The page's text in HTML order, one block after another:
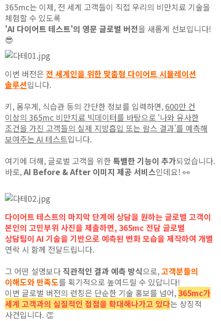
365mc는 이제, 전 세계 고객들이 직접 우리의 비만치료 기술을
체험할 수 있도록
'AI 다이어트 테스트'의 영문 글로벌 버전을 새롭게 선보입니다!
😎
이번 버전은 전 세계인을 위한 맞춤형 다이어트 시뮬레이션
솔루션입니다.
키, 몸무게, 식습관 등의 간단한 정보를 입력하면,600만 건
이상의 365mc 비만치료 빅데이터를 바탕으로 ‘나와 유사한
조건을 가진 고객들의 실제 지방흡입 또는 람스 결과’를 예측해
보여주는 AI 테스트입니다.
여기에 더해, 글로벌 고객을 위한 특별한 기능이 추가되었습니다.
바로,AI Before & After 이미지 제공 서비스인데요! 👀
다이어트 테스트의 마지막 단계에 상담을 원하는 글로벌 고객이
본인의 고민부위 사진을 제출하면, 365mc 전담 글로벌
상담팀이 AI 기술을 기반으로 예측된 변화 모습을 제작하여 개별
연락 시 함께 전달드립니다.
그 어떤 설명보다 직관적인 결과 예측 방식으로,고객분들의
이해도와 만족도를 획기적으로 높여드릴 수 있답니다!
이번 글로벌 버전의 런칭은 단순한 기술 홍보를 넘어,365mc가
세계 고객과의 실질적인 접점을 확대해나가고 있다는 상징적
사건입니다. 👏